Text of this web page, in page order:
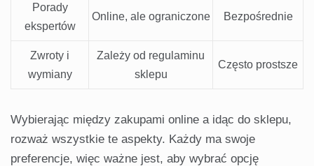
Porady
ekspertów
Online, ale ograniczone Bezpośrednie
Zwroty i
wymiany
Zależy od regulaminu
sklepu
Często prostsze
Wybierając między zakupami online a idąc do sklepu,
rozważ wszystkie te aspekty. Każdy ma swoje
preferencje, więc ważne jest, aby wybrać opcję